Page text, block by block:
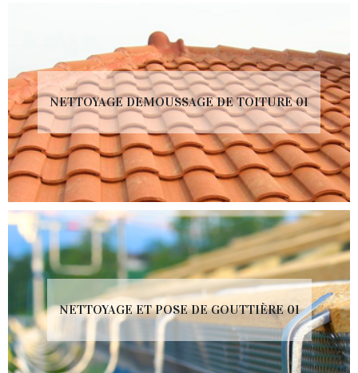
NETTOYAGE DEMOUSSAGE DE TOITURE 01
NETTOYAGE ET POSE DE GOUTTIÈRE 01